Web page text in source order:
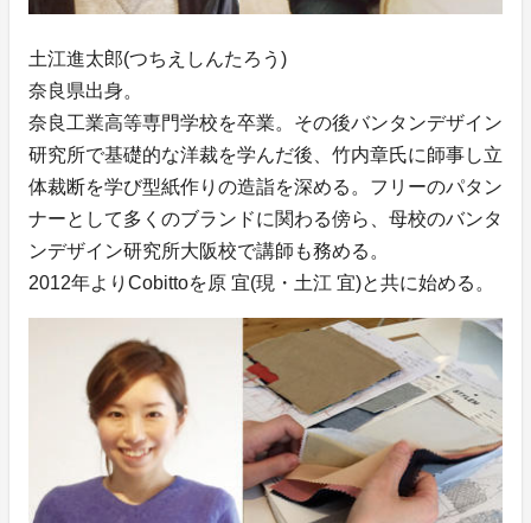
土江進太郎(つちえしんたろう)
奈良県出身。
奈良工業高等専門学校を卒業。その後バンタンデザイン
研究所で基礎的な洋裁を学んだ後、竹内章氏に師事し立
体裁断を学び型紙作りの造詣を深める。フリーのパタン
ナーとして多くのブランドに関わる傍ら、母校のバンタ
ンデザイン研究所大阪校で講師も務める。
2012年よりCobittoを原 宜(現・土江 宜)と共に始める。